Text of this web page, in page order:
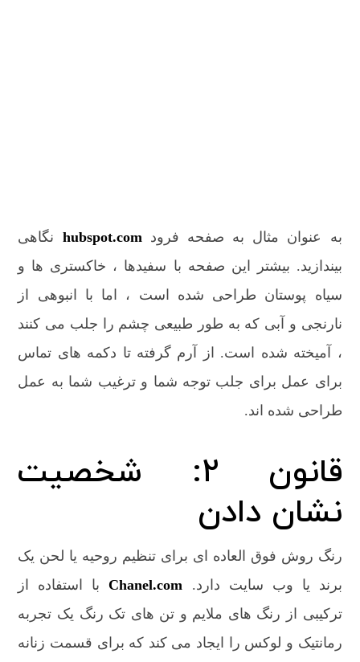
به عنوان مثال به صفحه فرود hubspot.com نگاهی
بیندازید. بیشتر این صفحه با سفیدها ، خاکستری ها و
سیاه پوستان طراحی شده است ، اما با انبوهی از
نارنجی و آبی که به طور طبیعی چشم را جلب می کنند
، آمیخته شده است. از آرم گرفته تا دکمه های تماس
برای عمل برای جلب توجه شما و ترغیب شما به عمل
طراحی شده اند.
قانون 2: شخصیت
نشان دادن
رنگ روش فوق العاده ای برای تنظیم روحیه یا لحن یک
برند یا وب سایت دارد. Chanel.comبا استفاده از
ترکیبی از رنگ های ملایم و تن های تک رنگ یک تجربه
رمانتیک و لوکس را ایجاد می کند که برای قسمت زنانه